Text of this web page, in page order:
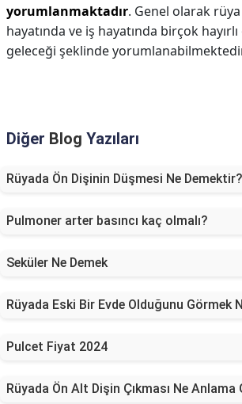
yorumlanmaktadır. Genel olarak
hayatında ve iş hayatında birçok
geleceği şeklinde
Diğer Blog Yazıları
Rüyada Ön Dişinin Düşmesi Ne Demektir?
Pulmoner arter basıncı kaç olmalı?
Seküler Ne Demek
Rüyada Eski Bir Evde Olduğunu Görmek
Pulcet Fiyat 2024
Rüyada Ön Alt Dişin Çıkması Ne Anlama